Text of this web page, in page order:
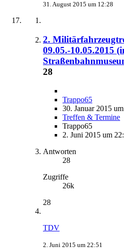
31. August 2015 um 12:28
2.
09.05.-10.05.2015
28
Trappo65
30. Januar 2015
Treffen & Termine
Trappo65
2. Juni 2015 um
Antworten
28
Zugriffe
26k
28
TDV
2. Juni 2015 um 22:51